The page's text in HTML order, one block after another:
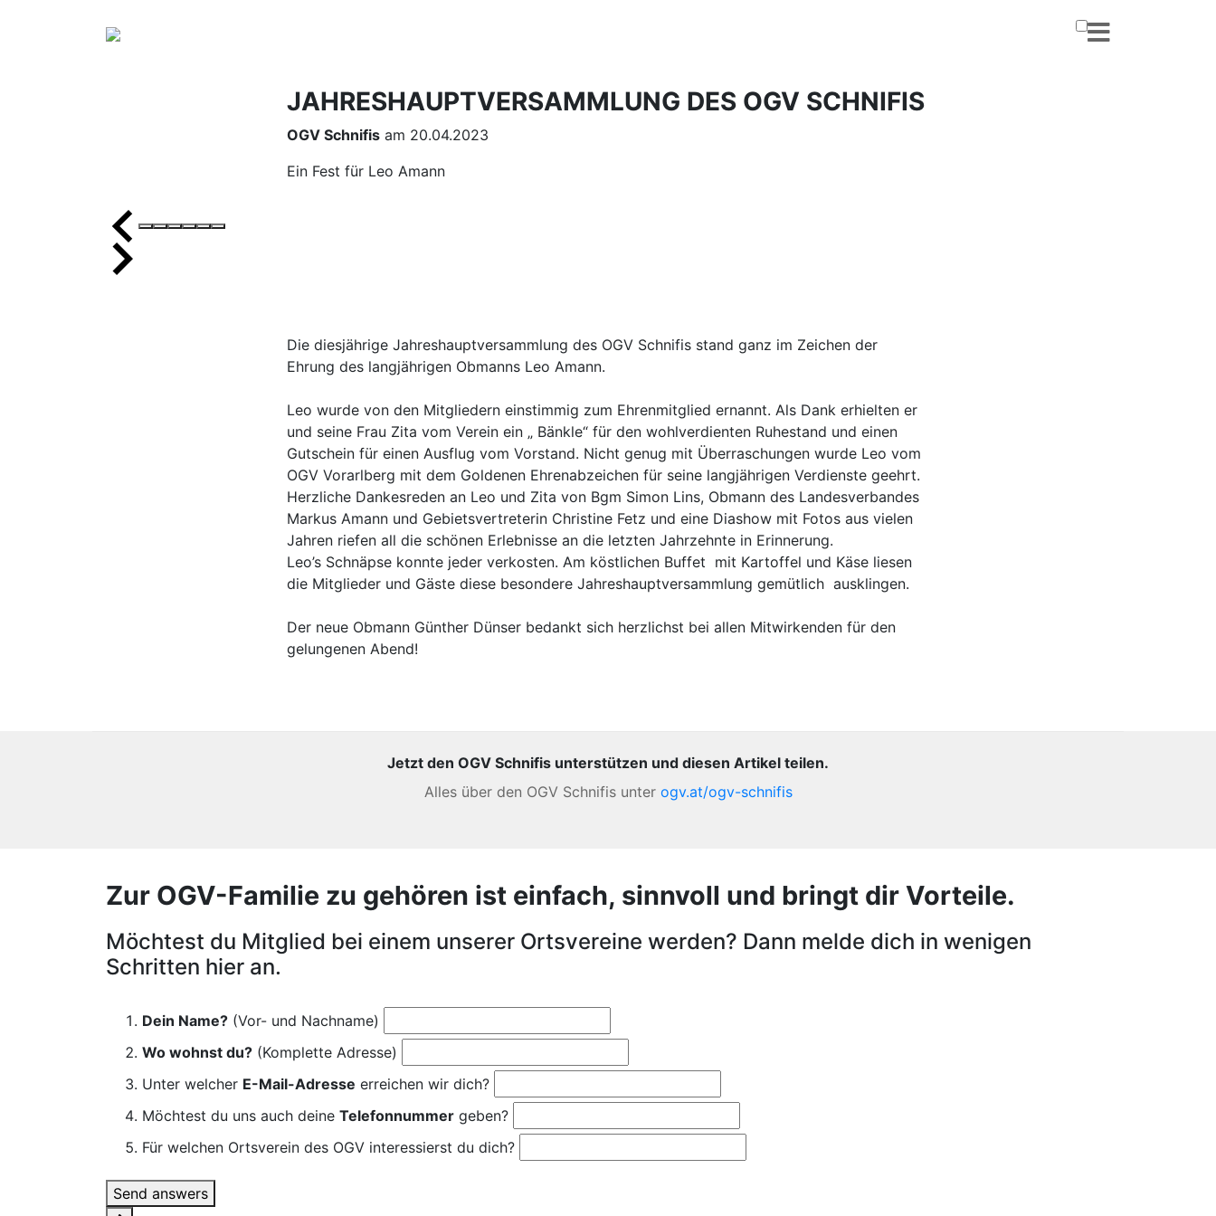
JAHRESHAUPTVERSAMMLUNG DES OGV SCHNIFIS
OGV Schnifis am 20.04.2023
Ein Fest für Leo Amann
Die diesjährige Jahreshauptversammlung des OGV Schnifis stand ganz im Zeichen der
Ehrung des langjährigen Obmanns Leo Amann.
Leo wurde von den Mitgliedern einstimmig zum Ehrenmitglied ernannt. Als Dank erhielten er
und seine Frau Zita vom Verein ein „ Bänkle“ für den wohlverdienten Ruhestand und einen
Gutschein für einen Ausflug vom Vorstand. Nicht genug mit Überraschungen wurde Leo vom
OGV Vorarlberg mit dem Goldenen Ehrenabzeichen für seine langjährigen Verdienste geehrt.
Herzliche Dankesreden an Leo und Zita von Bgm Simon Lins, Obmann des Landesverbandes
Markus Amann und Gebietsvertreterin Christine Fetz und eine Diashow mit Fotos aus vielen
Jahren riefen all die schönen Erlebnisse an die letzten Jahrzehnte in Erinnerung.
Leo’s Schnäpse konnte jeder verkosten. Am köstlichen Buffet mit Kartoffel und Käse liesen
die Mitglieder und Gäste diese besondere Jahreshauptversammlung gemütlich ausklingen.
Der neue Obmann Günther Dünser bedankt sich herzlichst bei allen Mitwirkenden für den
gelungenen Abend!
Jetzt den OGV Schnifis unterstützen und diesen Artikel teilen.
Alles über den OGV Schnifis unter ogv.at/ogv-schnifis
Zur OGV-Familie zu gehören ist einfach, sinnvoll und bringt dir Vorteile.
Möchtest du Mitglied bei einem unserer Ortsvereine werden? Dann melde dich in wenigen
Schritten hier an.
Dein Name? (Vor- und Nachname)
Wo wohnst du? (Komplette Adresse)
Unter welcher E-Mail-Adresse erreichen wir dich?
Möchtest du uns auch deine Telefonnummer geben?
Für welchen Ortsverein des OGV interessierst du dich?
Send answers